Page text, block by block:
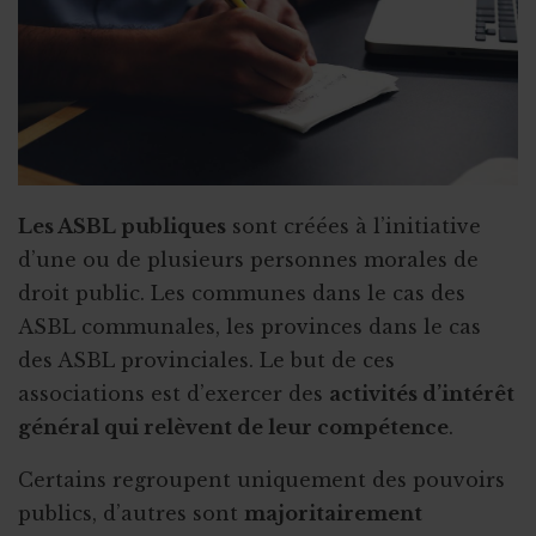
Les ASBL publiques sont créées à l’initiative
d’une ou de plusieurs personnes morales de
droit public. Les communes dans le cas des
ASBL communales, les provinces dans le cas
des ASBL provinciales. Le but de ces
associations est d’exercer des activités d’intérêt
général qui relèvent de leur compétence.
Certains regroupent uniquement des pouvoirs
publics, d’autres sont majoritairement